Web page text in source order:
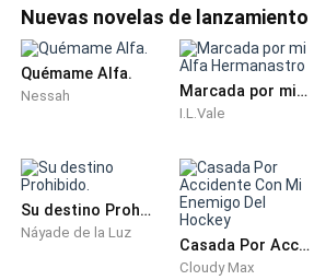
Ella se sintió pésima consigo
de hacer memoria para recordar
y como acabó de esa forma.
Desgraciadamente no tuvo que
su mente: estaba por cenar con su
actuaba sospechosamente amable
poco de jugo ella empezó a
en eso vio a varios alfas ingresar a
Nuevas novelas de lanzamiento
Quémame Alfa.
Nessah Marcada por mi Alfa Hermanastro
I.L.Vale
Su destino Prohibido.
Náyade de la Luz
Casada Por Accidente Con Mi Enemigo Del Hockey
Cloudy Max